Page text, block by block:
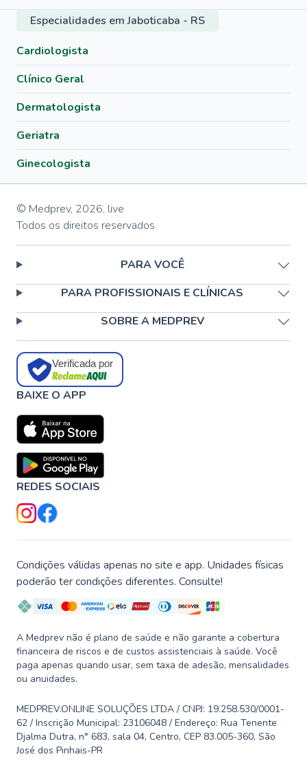
Especialidades em Jaboticaba - RS
Cardiologista
Clínico Geral
Dermatologista
Geriatra
Ginecologista
© Medprev, 2026, live
Todos os direitos reservados
PARA VOCÊ
PARA PROFISSIONAIS E CLÍNICAS
SOBRE A MEDPREV
Verificada por
BAIXE O APP
REDES SOCIAIS
Condições válidas apenas no site e app. Unidades físicas
poderão ter condições diferentes. Consulte!
A Medprev não é plano de saúde e não garante a cobertura
financeira de riscos e de custos assistenciais à saúde. Você
paga apenas quando usar, sem taxa de adesão, mensalidades
ou anuidades.
MEDPREV.ONLINE SOLUÇÕES LTDA / CNPJ: 19.258.530/0001-
62 / Inscrição Municipal: 23106048 / Endereço: Rua Tenente
Djalma Dutra, n° 683, sala 04, Centro, CEP 83.005-360, São
José dos Pinhais-PR